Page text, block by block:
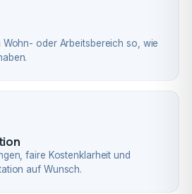
Wohn- oder Arbeitsbereich so, wie
faire Kostenklarheit und
auf Wunsch.